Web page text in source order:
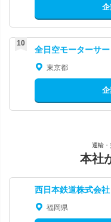
全日空モーターサ
東京都
運輸・
本社
西日本鉄道株式会社
福岡県